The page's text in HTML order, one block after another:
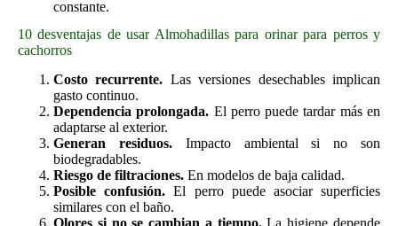
constante.
10 desventajas de usar Almohadillas para orinar para perros y
cachorros
Costo recurrente. Las versiones desechables implican
gasto continuo.
Dependencia prolongada. El perro puede tardar más en
adaptarse al exterior.
Generan residuos.Impacto ambiental si no son
biodegradables.
Riesgo de filtraciones. En modelos de baja calidad.
Posible confusión. El perro puede asociar superficies
similares con el baño.
Olores si no se cambian a tiempo.La higiene depende